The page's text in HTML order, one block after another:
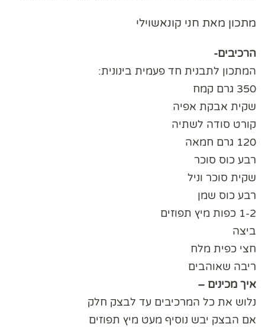
מתכון מאת חני קונאשוילי
הרכיבים-
המתכון לתבנית חד פעמית בינונית:
350 גרם קמח
שקית אבקת אפיה
קורט סודה לשתיה
120 גרם חמאה
רבע כוס סוכר
שקית סוכר וניל
רבע כוס שמן
1-2 כפות מיץ תפוזים
ביצה
חצי כפית מלח
ריבה שאוהבים
איך מכינים –
נלוש את כל המרכיבים עד לבצק חלק
אם הבצק יבש נוסיף מעט מיץ תפוזים